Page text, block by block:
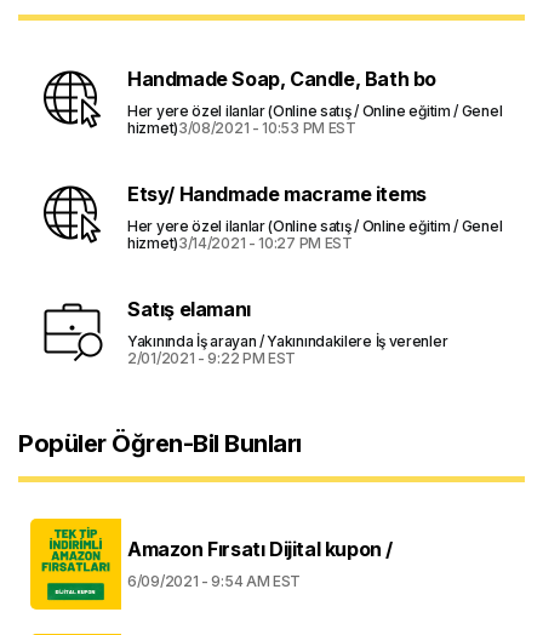
Handmade Soap, Candle, Bath bo
Her yere özel ilanlar (Online satış / Online eğitim / Genel
hizmet)3/08/2021 - 10:53 PM EST
Etsy/ Handmade macrame items
Her yere özel ilanlar (Online satış / Online eğitim / Genel
hizmet)3/14/2021 - 10:27 PM EST
Satış elamanı
Yakınında İş arayan / Yakınındakilere İş verenler
2/01/2021 - 9:22 PM EST
Popüler Öğren-Bil Bunları
Amazon Fırsatı Dijital kupon /
6/09/2021 - 9:54 AM EST